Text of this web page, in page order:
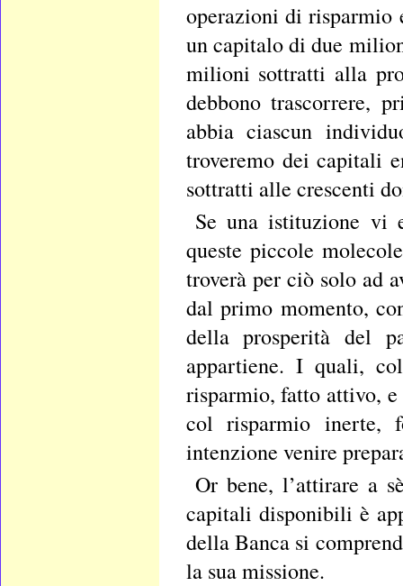
operazioni di risparmio
un capitalo di due
milioni sottratti alla
debbono trascorrere,
abbia ciascun
troveremo dei capitali
sottratti alle crescenti
Se una istituzione vi
queste piccole
troverà per ciò solo ad
dal primo momento,
della prosperità del
appartiene. I quali,
risparmio, fatto attivo, e
col risparmio inerte,
intenzione venire
Or bene, l’attirare a
capitali disponibili è
della Banca si
la sua missione.